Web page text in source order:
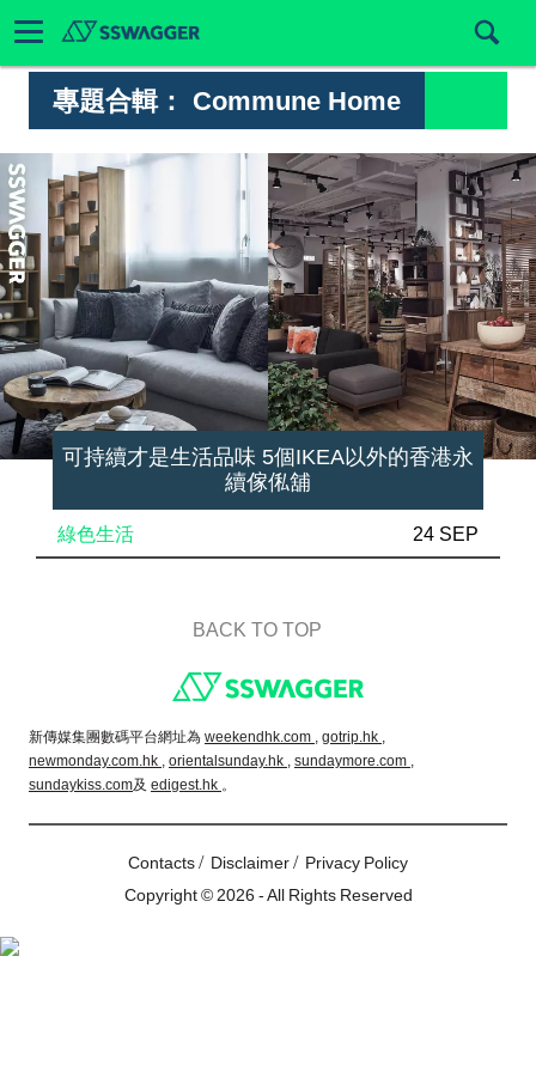
專題合輯： Commune Home
可持續才是生活品味 5個IKEA以外的香港永
續傢俬舖
綠色生活 24 SEP
BACK TO TOP
新傳媒集團數碼平台網址為 weekendhk.com , gotrip.hk ,
newmonday.com.hk , orientalsunday.hk , sundaymore.com ,
sundaykiss.com及 edigest.hk 。
Contacts/ Disclaimer/ Privacy Policy
Copyright © 2026 - All Rights Reserved